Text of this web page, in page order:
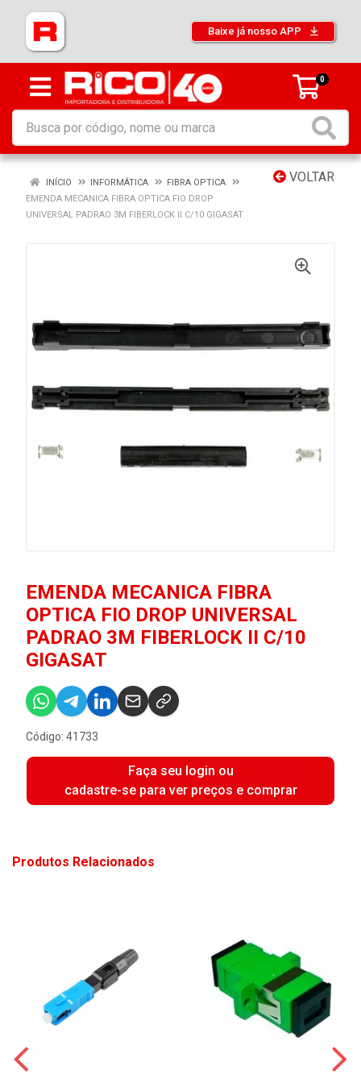
Baixe já nosso APP
0
VOLTAR
INÍCIO INFORMÁTICA
FIBRA OPTICA
EMENDA MECANICA FIBRA OPTICA FIO DROP
UNIVERSAL PADRAO 3M FIBERLOCK II C/10 GIGASAT
EMENDA MECANICA FIBRA
OPTICA FIO DROP UNIVERSAL
PADRAO 3M FIBERLOCK II C/10
GIGASAT
Código: 41733
Faça seu login ou
cadastre-se para ver preços e comprar
Produtos Relacionados